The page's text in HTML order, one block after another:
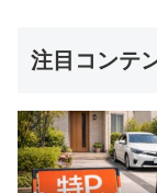
注目コンテ